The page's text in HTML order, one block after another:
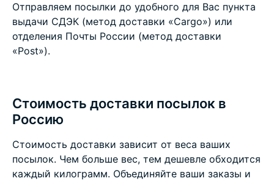
Отправляем посылки до удобного для Вас пункта
выдачи СДЭК (метод доставки «Cargo») или
отделения Почты России (метод доставки
«Post»).
Стоимость доставки посылок в
Россию
Стоимость доставки зависит от веса ваших
посылок. Чем больше вес, тем дешевле обходится
каждый килограмм. Объединяйте ваши заказы и